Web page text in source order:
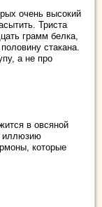
очень высокий
Триста
грамм белка,
стакана.
а не про
в овсяной
иллюзию
которые